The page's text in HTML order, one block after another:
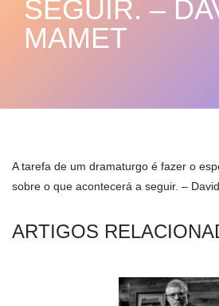
SEGUIR. –
MAMET
A tarefa de um dramaturgo é fazer o
sobre o que acontecerá a seguir. –
ARTIGOS